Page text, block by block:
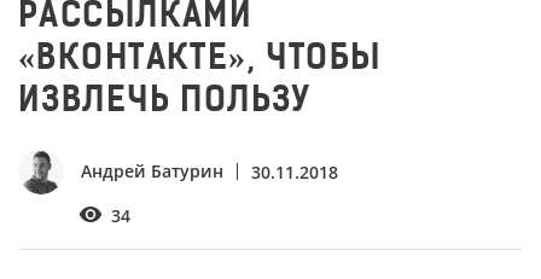
РАССЫЛКАМИ
«ВКОНТАКТЕ», ЧТОБЫ
ИЗВЛЕЧЬ ПОЛЬЗУ
Андрей Батурин
30.11.2018
34